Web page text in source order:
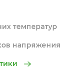
температур
напряжения